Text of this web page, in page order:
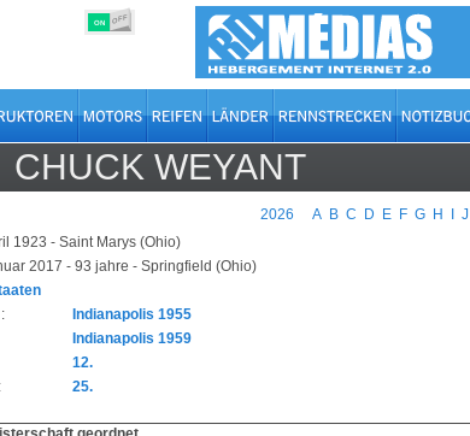
ON OFF
CHUCK WEYANT
2026 A B C D E F G H J
1923 - Saint Marys (Ohio)
2017 - 93 jahre - Springfield (Ohio)
Indianapolis 1955
Indianapolis 1959
12.
25.